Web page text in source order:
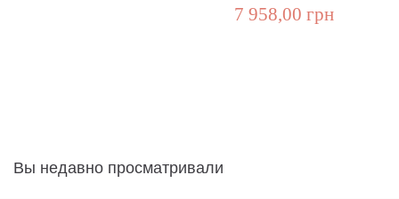
7 958,00 грн
Вы недавно просматривали